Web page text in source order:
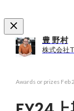
豊 野村
株式会社
Awards or prizes Feb